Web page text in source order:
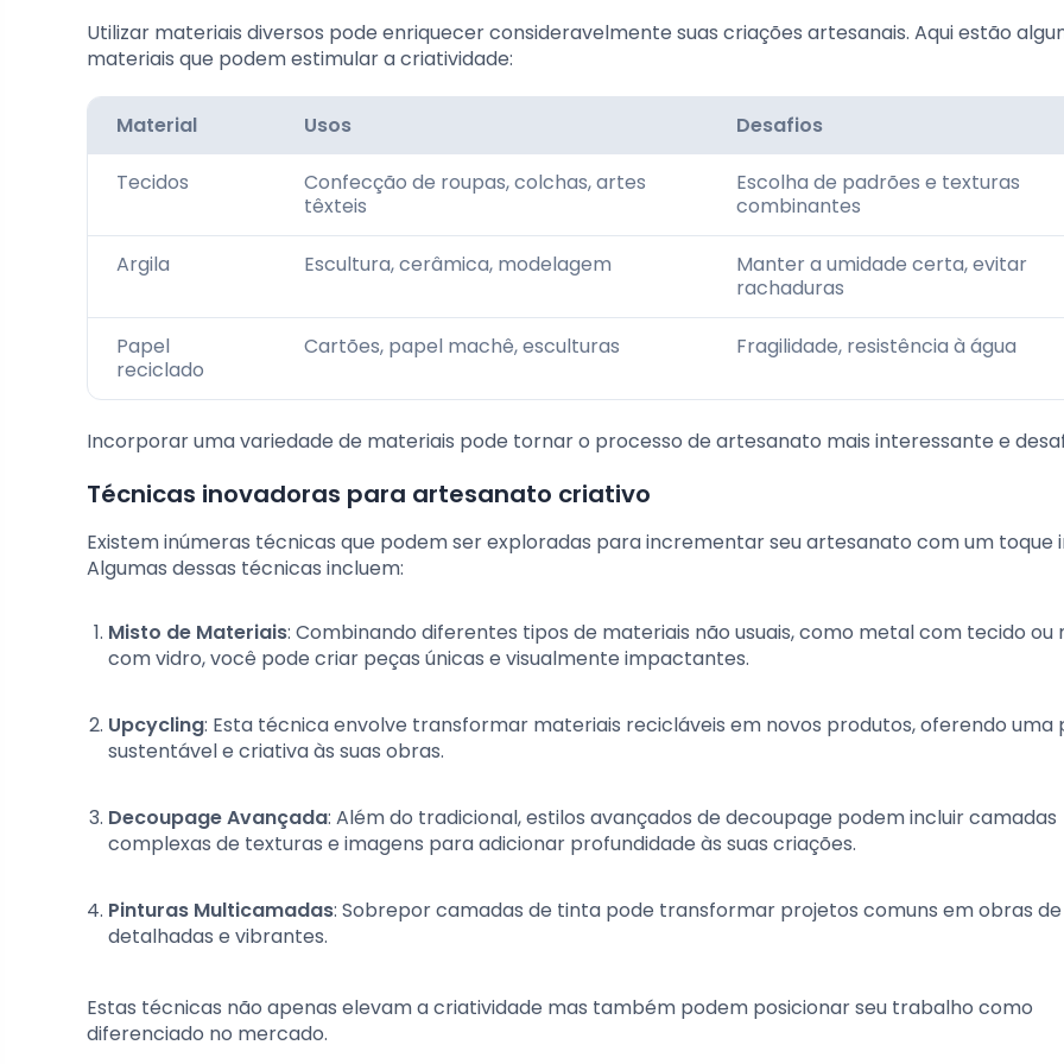
Utilizar materiais diversos pode enriquecer consideravelmente suas criações artesanais. Aqui estão
materiais que podem estimular a criatividade:
Material Usos Desafios
Tecidos
Confecção de roupas, colchas, artes
têxteis
Escolha de padrões e texturas
combinantes
Argila Escultura, cerâmica, modelagem
Manter a umidade certa, evitar
rachaduras
Papel
reciclado
Cartões, papel machê, esculturas Fragilidade, resistência à água
Incorporar uma variedade de materiais pode tornar o processo de artesanato mais interessante e
Técnicas inovadoras para artesanato criativo
Existem inúmeras técnicas que podem ser exploradas para incrementar seu artesanato com um toque
Algumas dessas técnicas incluem:
Misto de Materiais: Combinando diferentes tipos de materiais não usuais, como metal com tecido ou
com vidro, você pode criar peças únicas e visualmente impactantes.
Upcycling: Esta técnica envolve transformar materiais recicláveis em novos produtos, oferendo uma
sustentável e criativa às suas obras.
Decoupage Avançada: Além do tradicional, estilos avançados de decoupage podem incluir camadas
complexas de texturas e imagens para adicionar profundidade às suas criações.
Pinturas Multicamadas: Sobrepor camadas de tinta pode transformar projetos comuns em obras
detalhadas e vibrantes.
Estas técnicas não apenas elevam a criatividade mas também podem posicionar seu trabalho como
diferenciado no mercado.